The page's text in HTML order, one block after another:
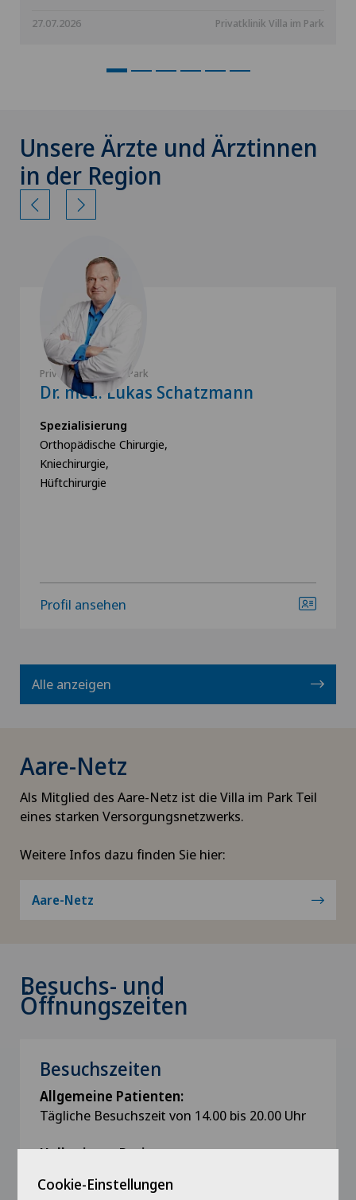
27.07.2026 Privatklinik Villa im Park
Unsere Ärzte und Ärztinnen
in der Region
Privatklinik Villa im Park
Dr. med. Lukas Schatzmann
Spezialisierung
Orthopädische Chirurgie,
Kniechirurgie,
Hüftchirurgie
Profil ansehen
Alle anzeigen
Aare-Netz
Als Mitglied des Aare-Netz ist die Villa im Park Teil
eines starken Versorgungsnetzwerks.
Weitere Infos dazu finden Sie hier:
Aare-Netz
Besuchs- und
Öffnungszeiten
Besuchszeiten
Allgemeine Patienten:
Tägliche Besuchszeit von 14.00 bis 20.00 Uhr
Halbprivate Patienten:
Cookie-Einstellungen